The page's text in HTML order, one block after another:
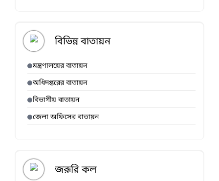
বিভিন্ন বাতায়ন
মন্ত্রণালয়ের বাতায়ন
অধিদপ্তরের বাতায়ন
বিভাগীয় বাতায়ন
জেলা অফিসের বাতায়ন
জরূরি কল